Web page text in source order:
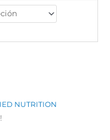
NUTRITION